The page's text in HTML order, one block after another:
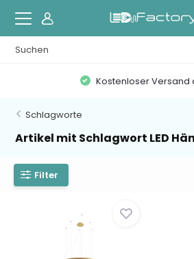
Kostenloser Versand
Schlagworte
Artikel mit Schlagwort LED
Filter